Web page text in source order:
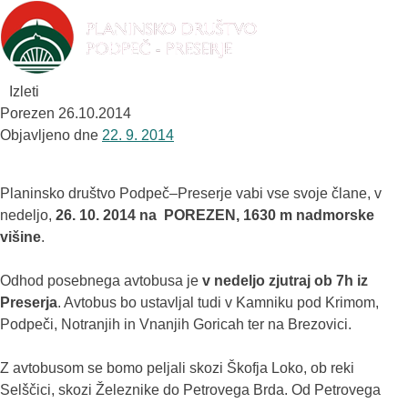
Izleti
Porezen 26.10.2014
Objavljeno dne 22. 9. 2014
Planinsko društvo Podpeč–Preserje vabi vse svoje člane, v
nedeljo, 26. 10. 2014 na
POREZEN, 1630 m nadmorske
višine.
Odhod posebnega avtobusa je v nedeljo zjutraj ob 7h iz
Preserja. Avtobus bo ustavljal tudi v Kamniku pod Krimom,
Podpeči, Notranjih in Vnanjih Goricah ter na Brezovici.
Z avtobusom se bomo peljali skozi Škofja Loko, ob reki
Selščici, skozi Železnike do Petrovega Brda. Od Petrovega